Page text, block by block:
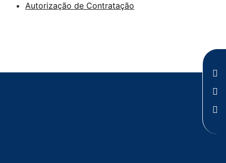
Autorização de Contratação